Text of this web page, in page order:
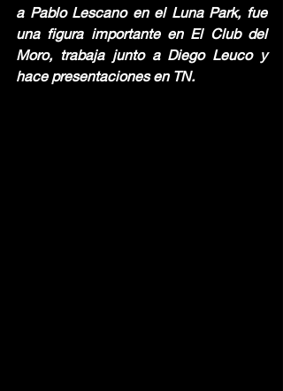
a Pablo Lescano en el Luna Park, fue
una figura importante en El Club del
Moro, trabaja junto a Diego Leuco y
hace presentaciones en TN.